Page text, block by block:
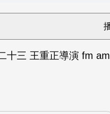
十三 王重正導演 fm am